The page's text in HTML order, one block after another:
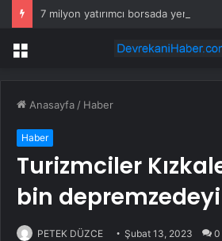
7 milyon yatırımcı borsada yem oldu
Menü
Anasayfa / Haber
Haber
Turizmciler
bin depremzedeyi
PETEK DÜZCE Şubat 13, 2023 0